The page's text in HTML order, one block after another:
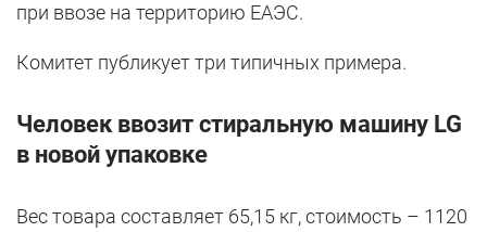
при ввозе на территорию ЕАЭС.
Комитет публикует три типичных примера.
Человек ввозит стиральную машину LG
в новой упаковке
Вес товара составляет 65,15 кг, стоимость – 1120